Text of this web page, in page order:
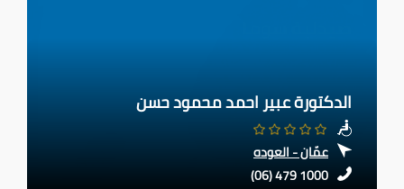
الدكتورة عبير احمد محمود حسن
عمّان - العوده
(06) 479 1000